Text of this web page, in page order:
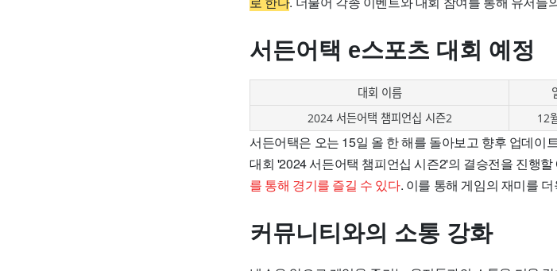
서든어택 e스포츠 대회 예정
대회 이름
2024 서든어택 챔피언십 시즌2
12
서든어택은 오는 15일 올 한 해를 돌아보고 향후 업데이
대회 '2024 서든어택 챔피언십 시즌2'의 결승전을 진행할
를 통해 경기를 즐길 수 있다. 이를 통해 게임의 재미를
커뮤니티와의 소통 강화